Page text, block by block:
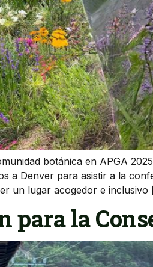
botánica en APGA
a Denver para asistir a la
un lugar acogedor e inclusivo
para la